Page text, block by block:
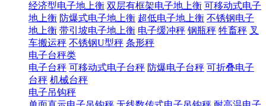
经济型电子地上衡 双层有框架电子地上衡 可移动式电子
地上衡 防爆式电子地上衡 超低电子地上衡 不锈钢电子
地上衡 带引坡电子地上衡 电子缓冲秤 钢瓶秤 牲畜秤 叉
车搬运秤 不锈钢U型秤 条形秤
电子台秤类
电子台秤 可移动式电子台秤 防爆电子台秤 可折叠电子
台秤 机械台秤
电子吊钩秤